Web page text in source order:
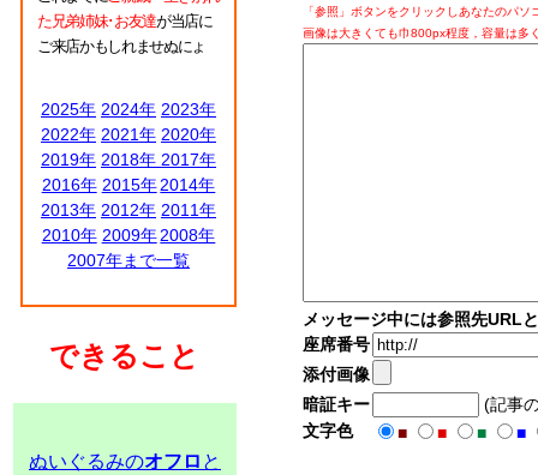
た兄弟姉妹･お友達が当店に
ご来店かもしれませぬにょ
2025年 2024年 2023年
2022年 2021年 2020年
2019年 2018年 2017年
2016年 2015年 2014年
2013年 2012年 2011年
2010年 2009年 2008年
2007年まで一覧
できること
ぬいぐるみのオフロ と
「参照」ボタンをクリックしあなたのパ
画像は大きくても巾800px程度，容量は多
メッセージ中には参照先URL
座席番号
添付画像
暗証キー
(記事
文字色
■ ■ ■ ■